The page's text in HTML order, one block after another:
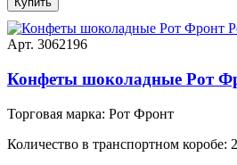
Арт. 3062196
Конфеты шоколадные Рот
Торговая марка: Рот Фронт
Количество в транспортном коробе: